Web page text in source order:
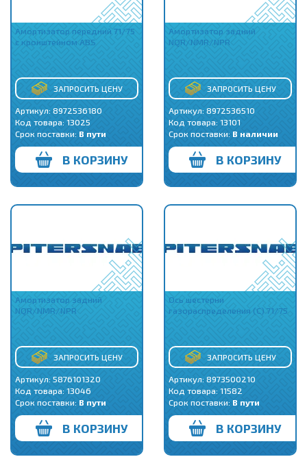
Амортизатор передний 71/75
с кронштейном ABS
ЗАПРОСИТЬ ЦЕНУ
Артикул: 8972536180
Код товара: 13025
Срок поставки: В пути
В КОРЗИНУ
Амортизатор задний
NQR/NMR/NPR
ЗАПРОСИТЬ ЦЕНУ
Артикул: 8972536510
Код товара: 13101
Срок поставки: В наличии
В КОРЗИНУ
Амортизатор задний
NQR/NMR/NPR
ЗАПРОСИТЬ ЦЕНУ
Артикул: 5876101320
Код товара: 13046
Срок поставки: В пути
В КОРЗИНУ
Ось шестерни
газораспределения (C) 71/75
ЗАПРОСИТЬ ЦЕНУ
Артикул: 8973500210
Код товара: 11582
Срок поставки: В пути
В КОРЗИНУ